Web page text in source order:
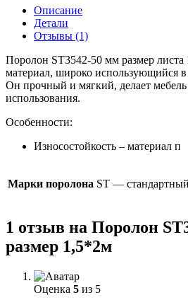
Описание
Детали
Отзывы (1)
Поролон ST3542-50 мм размер
материал, широко использующийся в
Он прочный и мягкий, делает
использования.
Особенности:
Износостойкость – материал п
Марки поролона ST — стандартный
1 отзыв на Поролон
размер 1,5*2м
Оценка 5 из 5